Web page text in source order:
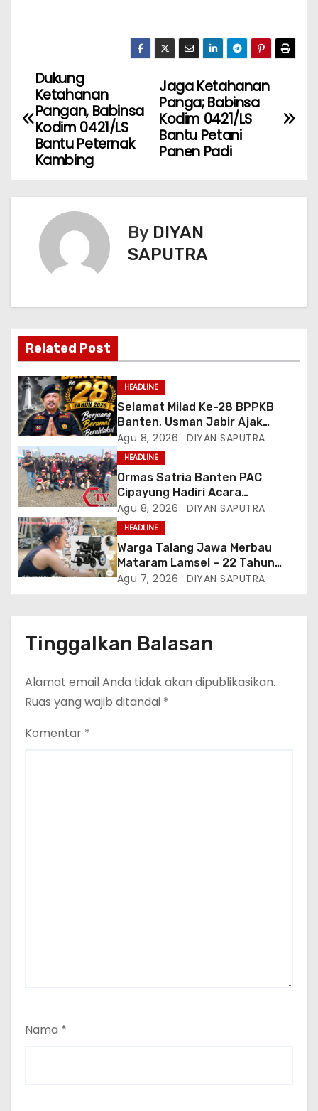
Jaga Ketahanan
Panga; Babinsa
Kodim 0421/LS
Bantu Petani
Panen Padi
Dukung
Ketahanan
Pangan, Babinsa
Kodim 0421/LS
Bantu Peternak
Kambing
By DIYAN
SAPUTRA
Related Post
HEADLINE
Selamat Milad Ke-28 BPPKB
Banten, Usman Jabir Ajak
Perkuat Solidaritas Dan
Kebersamaan
Agu 8, 2026 DIYAN SAPUTRA
HEADLINE
Ormas Satria Banten PAC
Cipayung Hadiri Acara
Menjelang HUT Ke-81
Kemerdekaan RI Di Silang Monas
Agu 8, 2026 DIYAN SAPUTRA
HEADLINE
Warga Talang Jawa Merbau
Mataram Lamsel – 22 Tahun
Lumpuh Vina Agustina Viral Di
Cakrawala Tv Meminta Pemda
Lamsel Bertindak
Agu 7, 2026 DIYAN SAPUTRA
Tinggalkan Balasan
Alamat email Anda tidak akan dipublikasikan.
Ruas yang wajib ditandai *
Komentar *
Nama *